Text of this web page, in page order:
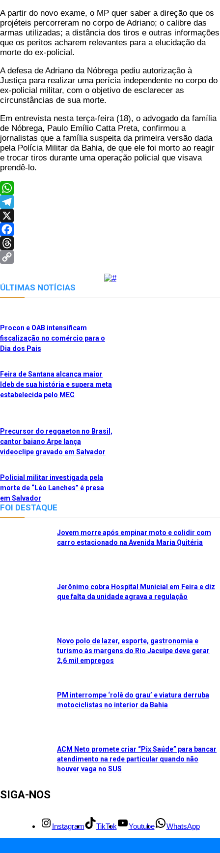
A partir do novo exame, o MP quer saber a direção que os
projéteis percorreram no corpo de Adriano; o calibre das
armas utilizadas; a distância dos tiros e outras informações
que os peritos acharem relevantes para a elucidação da
morte do ex-policial.
A defesa de Adriano da Nóbrega pediu autorização à
Justiça para realizar uma perícia independente no corpo do
ex-policial militar, com o objetivo de esclarecer as
circunstâncias de sua morte.
Em entrevista nesta terça-feira (18), o advogado da família
de Nóbrega, Paulo Emílio Catta Preta, confirmou a
jornalistas que a família suspeita da primeira versão dada
pela Polícia Militar da Bahia, de que ele foi morto ao reagir
e trocar tiros durante uma operação policial que visava
prendê-lo.
WhatsApp
Telegram
X
Facebook
Threads
Link
ÚLTIMAS NOTÍCIAS
Procon e OAB intensificam
fiscalização no comércio para o
Dia dos Pais
Feira de Santana alcança maior
Ideb de sua história e supera meta
estabelecida pelo MEC
Precursor do reggaeton no Brasil,
cantor baiano Arpe lança
videoclipe gravado em Salvador
Policial militar investigada pela
morte de “Léo Lanches” é presa
em Salvador
FOI DESTAQUE
Jovem morre após empinar moto e colidir com
carro estacionado na Avenida Maria Quitéria
Jerônimo cobra Hospital Municial em Feira e diz
que falta da unidade agrava a regulação
Novo polo de lazer, esporte, gastronomia e
turismo às margens do Rio Jacuípe deve gerar
2,6 mil empregos
PM interrompe ‘rolê do grau’ e viatura derruba
motociclistas no interior da Bahia
ACM Neto promete criar “Pix Saúde” para bancar
atendimento na rede particular quando não
houver vaga no SUS
SIGA-NOS
Instagram TikTok Youtube WhatsApp